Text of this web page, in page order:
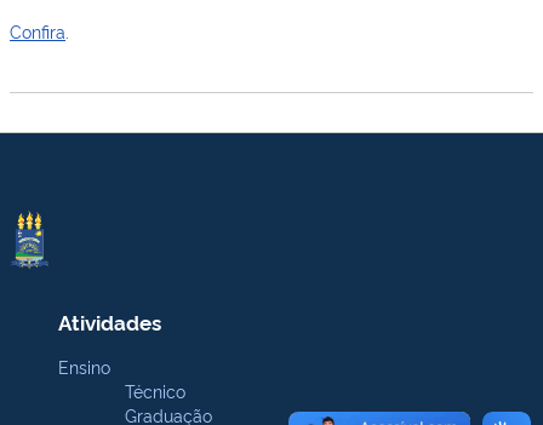
Confira
Atividades
Ensino
Técnico
Graduação